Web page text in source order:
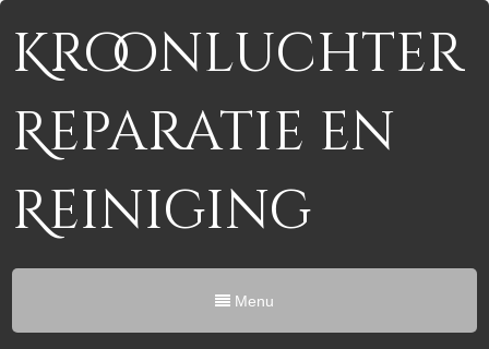
Kroonluchter
Reparatie en
Reiniging
Menu